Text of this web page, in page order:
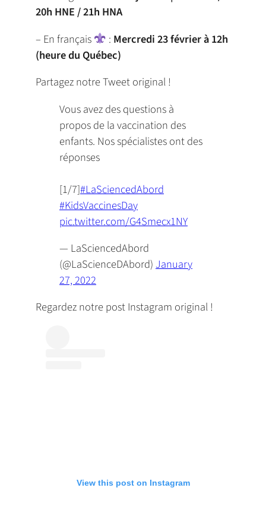
20h HNE / 21h HNA
– En français
: Mercredi 23 février à 12h
(heure du Québec)
Partagez notre Tweet original !
Vous avez des questions à
propos de la vaccination des
enfants. Nos spécialistes ont des
réponses
[1/7]#LaSciencedAbord
#KidsVaccinesDay
pic.twitter.com/G4Smecx1NY
— LaSciencedAbord
(@LaScienceDAbord) January
27, 2022
Regardez notre post Instagram original !
View this post on Instagram